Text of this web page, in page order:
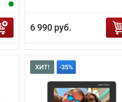
6 990 руб.
ХИТ! -35%